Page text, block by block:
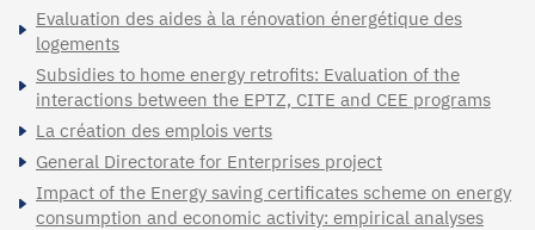
Evaluation des aides à la rénovation énergétique des
logements
Subsidies to home energy retrofits: Evaluation of the
interactions between the EPTZ, CITE and CEE programs
La création des emplois verts
General Directorate for Enterprises project
Impact of the Energy saving certificates scheme on energy
consumption and economic activity: empirical analyses